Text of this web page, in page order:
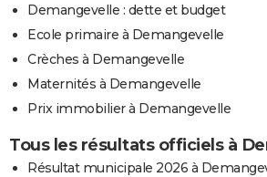
Demangevelle : dette et budget
Ecole primaire à Demangevelle
Crèches à Demangevelle
Maternités à Demangevelle
Prix immobilier à Demangevelle
Tous les résultats officiels à
Résultat municipale 2026 à